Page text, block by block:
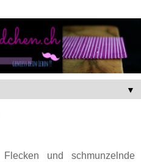
▼
und schmunzelnde